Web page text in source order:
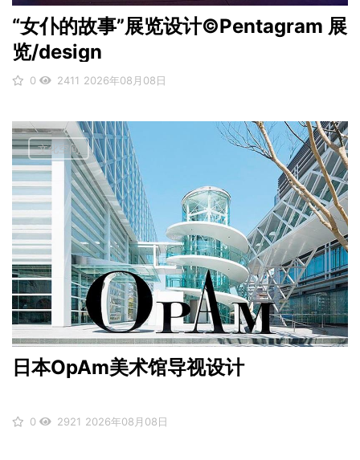
“女仆的故事”展览设计©Pentagram 展
览/design
0 2411 2026年08月08日
日本OpAm美术馆导视设计
文化空间
0 2921 2026年08月08日